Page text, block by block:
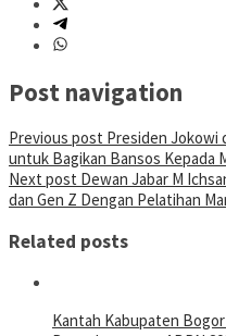
Post navigation
Previous post Presiden Jokowi
untuk Bagikan Bansos Kepada
Next post Dewan Jabar M
dan Gen Z Dengan Pelatihan
Related posts
Kantah Kabupaten Bogor